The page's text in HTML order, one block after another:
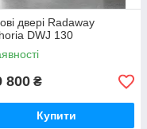
двері Radaway
DWJ 130
800 ₴
Купити